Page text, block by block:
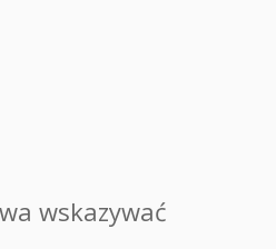
wskazywać